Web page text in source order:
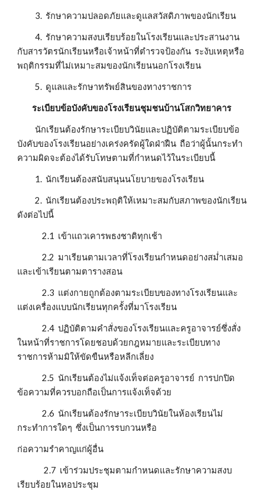
          3.  รักษาความปลอดภัยและดูแลสวัสดิภาพของนักเรียน
          4.  รักษาความสงบเรียบร้อยในโรงเรียนและประสานงาน
กับสารวัตรนักเรียนหรือเจ้าหน้าที่ตำรวจป้องกัน  ระงับเหตุหรือ
พฤติกรรมที่ไม่เหมาะสมของนักเรียนนอกโรงเรียน
          5.  ดูแลและรักษาทรัพย์สินของทางราชการ
ระเบียบข้อบังคับของโรงเรียนชุมชนบ้านโสกวิทยาคาร
          นักเรียนต้องรักษาระเบียบวินัยและปฏิบัติตามระเบียบข้อ
บังคับของโรงเรียนอย่างเคร่งครัดผู้ใดฝ่าฝืน  ถือว่าผู้นั้นกระทำ
ความผิดจะต้องได้รับโทษตามที่กำหนดไว้ในระเบียบนี้
          1.  นักเรียนต้องสนับสนุนนโยบายของโรงเรียน
          2.  นักเรียนต้องประพฤติให้เหมาะสมกับสภาพของนักเรียน
ดังต่อไปนี้
              2.1  เข้าแถวเคารพธงชาติทุกเช้า
              2.2  มาเรียนตามเวลาที่โรงเรียนกำหนดอย่างสม่ำเสมอ
และเข้าเรียนตามตารางสอน
              2.3  แต่งกายถูกต้องตามระเบียบของทางโรงเรียนและ
แต่งเครื่องแบบนักเรียนทุกครั้งที่มาโรงเรียน
              2.4  ปฏิบัติตามคำสั่งของโรงเรียนและครูอาจารย์ซึ่งสั่ง
ในหน้าที่ราชการโดยชอบด้วยกฎหมายและระเบียบทาง
ราชการห้ามมิให้ขัดขืนหรือหลีกเลี่ยง
              2.5  นักเรียนต้องไม่แจ้งเท็จต่อครูอาจารย์  การปกปิด
ข้อความที่ควรบอกถือเป็นการแจ้งเท็จด้วย
              2.6  นักเรียนต้องรักษาระเบียบวินัยในห้องเรียนไม่
กระทำการใดๆ  ซึ่งเป็นการรบกวนหรือ
ก่อความรำคาญแก่ผู้อื่น
               2.7  เข้าร่วมประชุมตามกำหนดและรักษาความสงบ
เรียบร้อยในหอประชุม